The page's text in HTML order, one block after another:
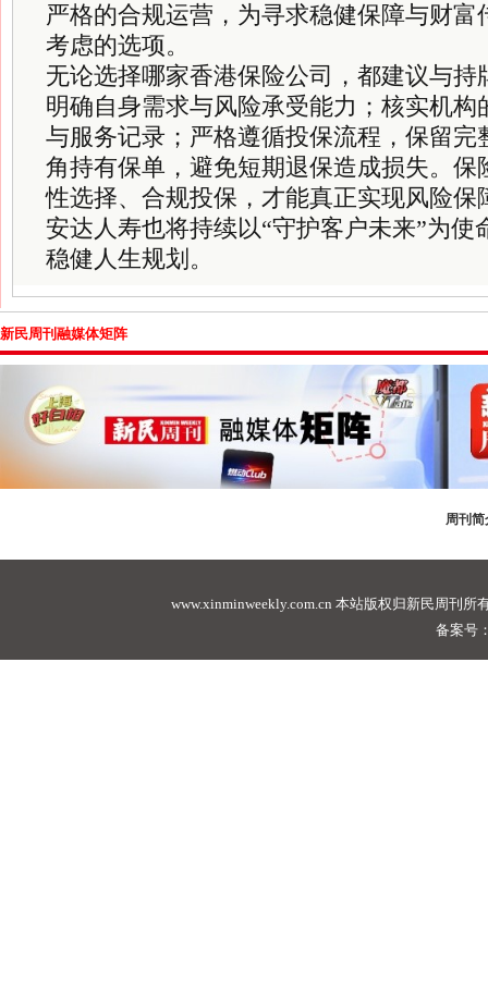
严格的合规运营，为寻求稳健保障与财
考虑的选项。
无论选择哪家香港保险公司，都建议与持
明确自身需求与风险承受能力；核实机构
与服务记录；严格遵循投保流程，保留完
角持有保单，避免短期退保造成损失。保
性选择、合规投保，才能真正实现风险保
安达人寿也将持续以“守护客户未来”为使
稳健人生规划。
新民周刊融媒体矩阵
周刊简
www.xinminweekly.com.cn 本站版权归新民周刊所
备案号